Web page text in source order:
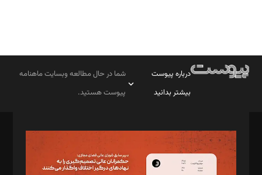
درباره پیوست
بیشتر بدانید
شما در حال مطالعه وبسایت ماهنامه
پیوست هستید.
مدیر مسئول: محمدباقر اثنی‌عشری
سردبیر: مهرک محمودی
دبیر تحریریه: میثم قاسمی